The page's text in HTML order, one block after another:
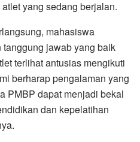
yang sedang berjalan.
mahasiswa
jawab yang baik
terlihat antusias mengikuti
berharap pengalaman yang
PMBP dapat menjadi bekal
dan kepelatihan